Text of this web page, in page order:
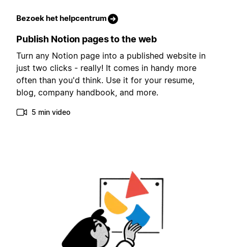
Bezoek het helpcentrum
Publish Notion pages to the web
Turn any Notion page into a published website in
just two clicks - really! It comes in handy more
often than you'd think. Use it for your resume,
blog, company handbook, and more.
5 min video